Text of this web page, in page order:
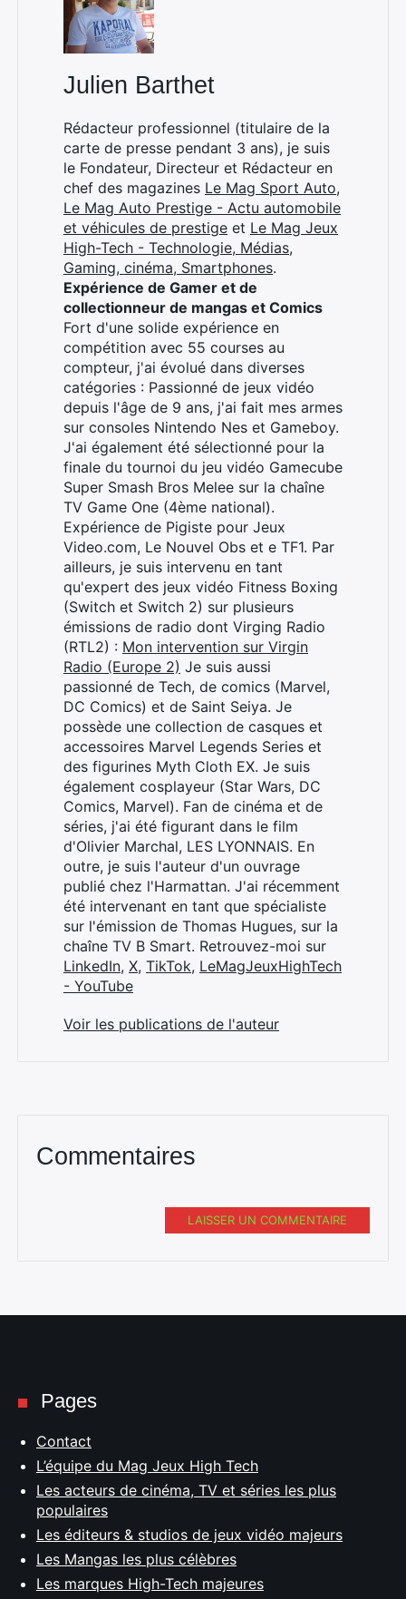
Julien Barthet
Rédacteur professionnel (titulaire de la
carte de presse pendant 3 ans), je suis
le Fondateur, Directeur et Rédacteur en
chef des magazines Le Mag Sport Auto,
Le Mag Auto Prestige - Actu automobile
et véhicules de prestige et Le Mag Jeux
High-Tech - Technologie, Médias,
Gaming, cinéma, Smartphones.
Expérience de Gamer et de
collectionneur de mangas et Comics
Fort d'une solide expérience en
compétition avec 55 courses au
compteur, j'ai évolué dans diverses
catégories : Passionné de jeux vidéo
depuis l'âge de 9 ans, j'ai fait mes armes
sur consoles Nintendo Nes et Gameboy.
J'ai également été sélectionné pour la
finale du tournoi du jeu vidéo Gamecube
Super Smash Bros Melee sur la chaîne
TV Game One (4ème national).
Expérience de Pigiste pour Jeux
Video.com, Le Nouvel Obs et e TF1. Par
ailleurs, je suis intervenu en tant
qu'expert des jeux vidéo Fitness Boxing
(Switch et Switch 2) sur plusieurs
émissions de radio dont Virging Radio
(RTL2) : Mon intervention sur Virgin
Radio (Europe 2) Je suis aussi
passionné de Tech, de comics (Marvel,
DC Comics) et de Saint Seiya. Je
possède une collection de casques et
accessoires Marvel Legends Series et
des figurines Myth Cloth EX. Je suis
également cosplayeur (Star Wars, DC
Comics, Marvel). Fan de cinéma et de
séries, j'ai été figurant dans le film
d'Olivier Marchal, LES LYONNAIS. En
outre, je suis l'auteur d'un ouvrage
publié chez l'Harmattan. J'ai récemment
été intervenant en tant que spécialiste
sur l'émission de Thomas Hugues, sur la
chaîne TV B Smart. Retrouvez-moi sur
LinkedIn, X, TikTok, LeMagJeuxHighTech
- YouTube
Voir les publications de l'auteur
Commentaires
LAISSER UN COMMENTAIRE
Pages
Contact
L’équipe du Mag Jeux High Tech
Les acteurs de cinéma, TV et séries les plus
populaires
Les éditeurs & studios de jeux vidéo majeurs
Les Mangas les plus célèbres
Les marques High-Tech majeures